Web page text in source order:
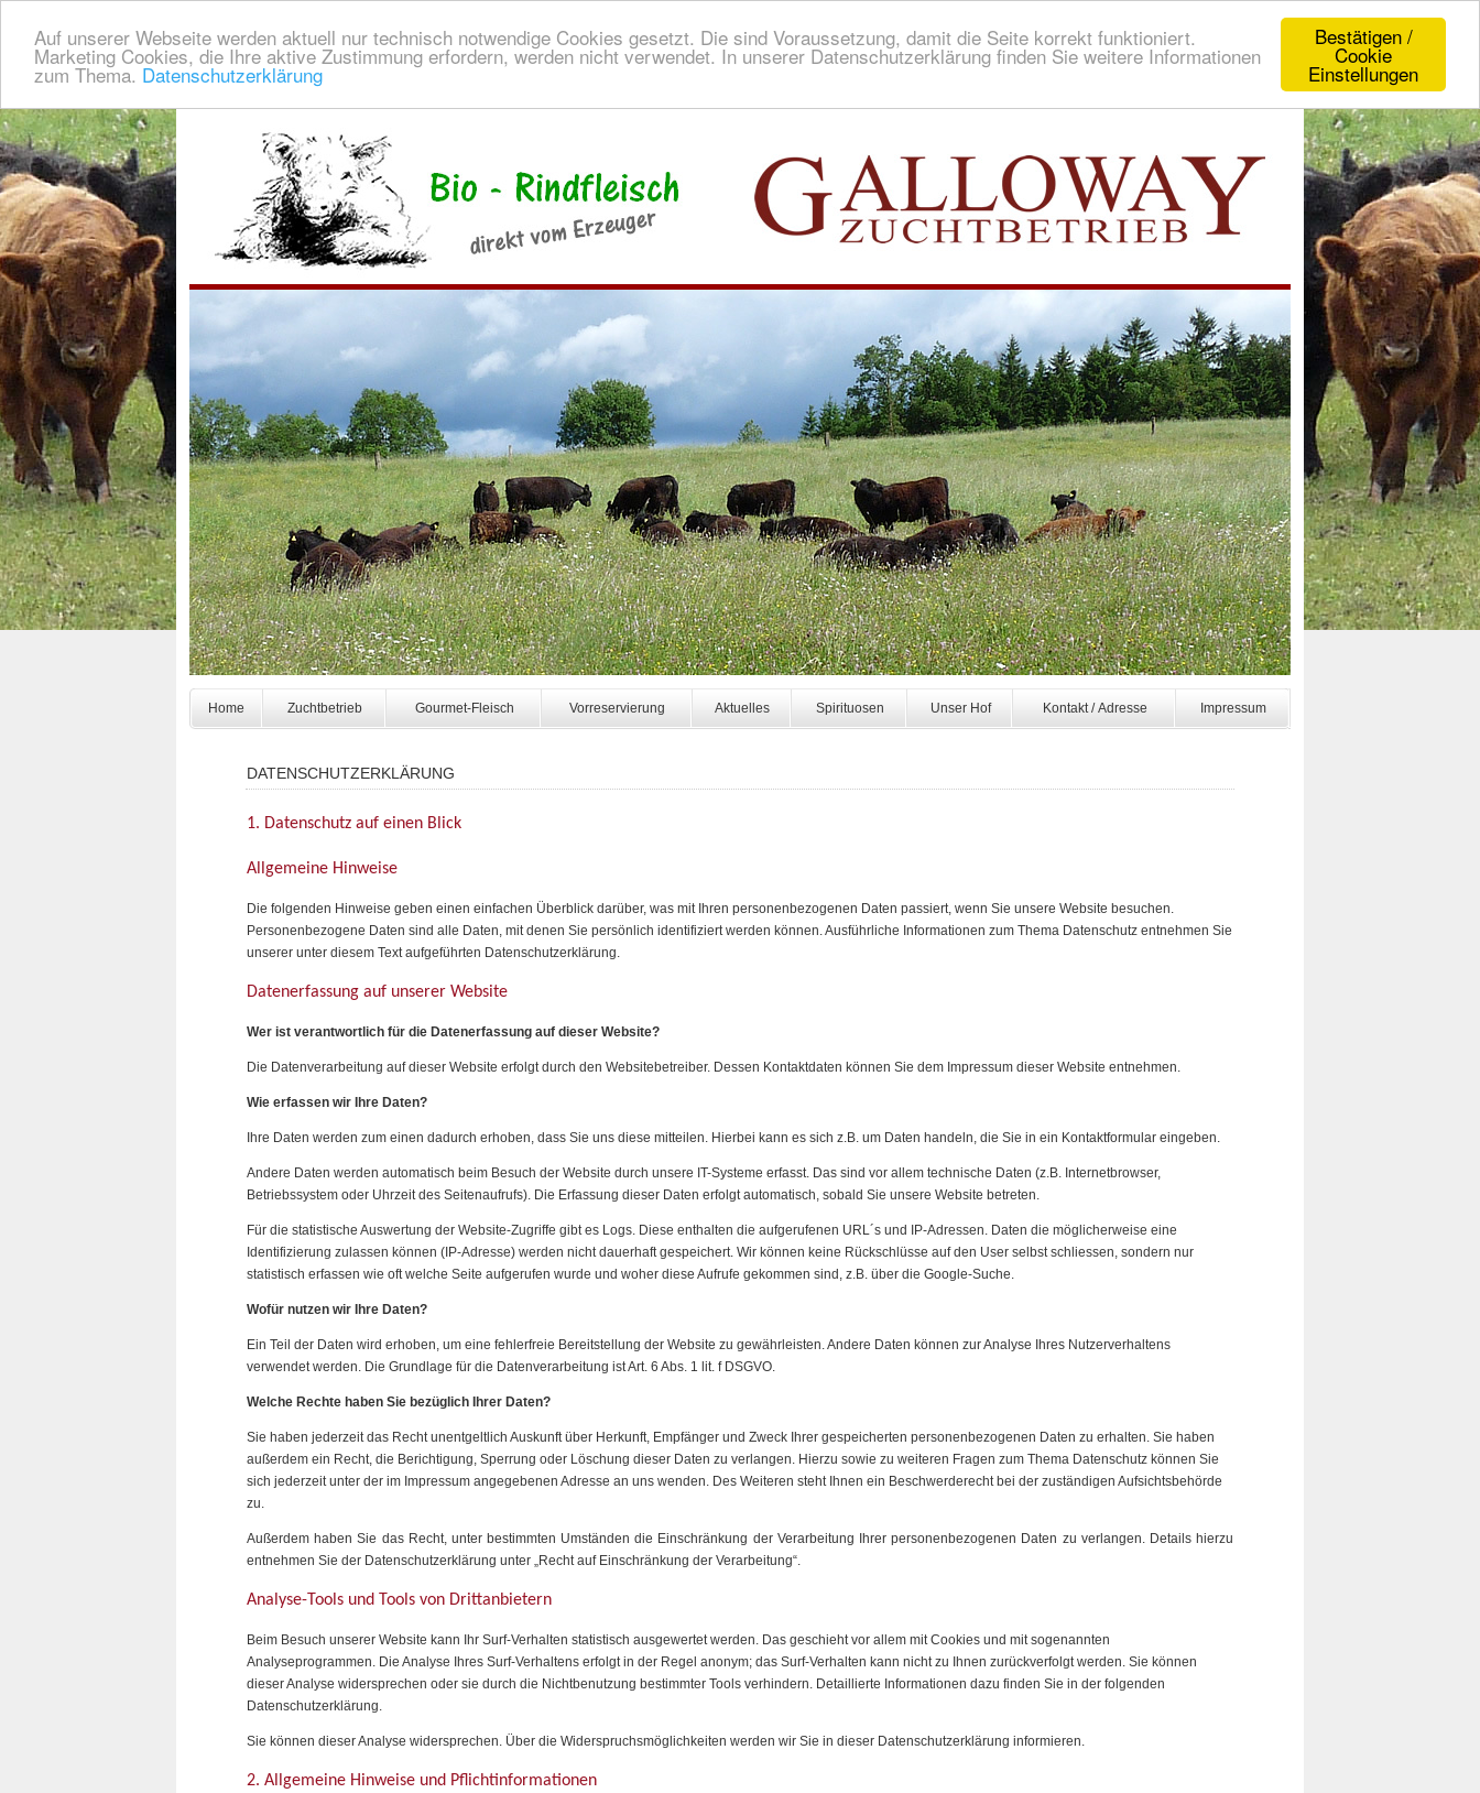
Bestätigen /
Cookie
Einstellungen
Auf unserer Webseite werden aktuell nur technisch notwendige Cookies gesetzt. Die sind Voraussetzung, damit die Seite korrekt funktioniert.
Marketing Cookies, die Ihre aktive Zustimmung erfordern, werden nicht verwendet. In unserer Datenschutzerklärung finden Sie weitere Informationen
zum Thema. Datenschutzerklärung
Home Zuchtbetrieb Gourmet-Fleisch Vorreservierung Aktuelles Spirituosen Unser Hof Kontakt / Adresse Impressum
DATENSCHUTZERKLÄRUNG
1. Datenschutz auf einen Blick
Allgemeine Hinweise
Die folgenden Hinweise geben einen einfachen Überblick darüber, was mit Ihren personenbezogenen Daten passiert, wenn Sie unsere Website besuchen.
Personenbezogene Daten sind alle Daten, mit denen Sie persönlich identifiziert werden können. Ausführliche Informationen zum Thema Datenschutz entnehmen Sie
unserer unter diesem Text aufgeführten Datenschutzerklärung.
Datenerfassung auf unserer Website
Wer ist verantwortlich für die Datenerfassung auf dieser Website?
Die Datenverarbeitung auf dieser Website erfolgt durch den Websitebetreiber. Dessen Kontaktdaten können Sie dem Impressum dieser Website entnehmen.
Wie erfassen wir Ihre Daten?
Ihre Daten werden zum einen dadurch erhoben, dass Sie uns diese mitteilen. Hierbei kann es sich z.B. um Daten handeln, die Sie in ein Kontaktformular eingeben.
Andere Daten werden automatisch beim Besuch der Website durch unsere IT-Systeme erfasst. Das sind vor allem technische Daten (z.B. Internetbrowser,
Betriebssystem oder Uhrzeit des Seitenaufrufs). Die Erfassung dieser Daten erfolgt automatisch, sobald Sie unsere Website betreten.
Für die statistische Auswertung der Website-Zugriffe gibt es Logs. Diese enthalten die aufgerufenen URL´s und IP-Adressen. Daten die möglicherweise eine
Identifizierung zulassen können (IP-Adresse) werden nicht dauerhaft gespeichert. Wir können keine Rückschlüsse auf den User selbst schliessen, sondern nur
statistisch erfassen wie oft welche Seite aufgerufen wurde und woher diese Aufrufe gekommen sind, z.B. über die Google-Suche.
Wofür nutzen wir Ihre Daten?
Ein Teil der Daten wird erhoben, um eine fehlerfreie Bereitstellung der Website zu gewährleisten. Andere Daten können zur Analyse Ihres Nutzerverhaltens
verwendet werden. Die Grundlage für die Datenverarbeitung ist Art. 6 Abs. 1 lit. f DSGVO.
Welche Rechte haben Sie bezüglich Ihrer Daten?
Sie haben jederzeit das Recht unentgeltlich Auskunft über Herkunft, Empfänger und Zweck Ihrer gespeicherten personenbezogenen Daten zu erhalten. Sie haben
außerdem ein Recht, die Berichtigung, Sperrung oder Löschung dieser Daten zu verlangen. Hierzu sowie zu weiteren Fragen zum Thema Datenschutz können Sie
sich jederzeit unter der im Impressum angegebenen Adresse an uns wenden. Des Weiteren steht Ihnen ein Beschwerderecht bei der zuständigen Aufsichtsbehörde
zu.
Außerdem haben Sie das Recht, unter bestimmten Umständen die Einschränkung der Verarbeitung Ihrer personenbezogenen Daten zu verlangen. Details hierzu
entnehmen Sie der Datenschutzerklärung unter „Recht auf Einschränkung der Verarbeitung“.
Analyse-Tools und Tools von Drittanbietern
Beim Besuch unserer Website kann Ihr Surf-Verhalten statistisch ausgewertet werden. Das geschieht vor allem mit Cookies und mit sogenannten
Analyseprogrammen. Die Analyse Ihres Surf-Verhaltens erfolgt in der Regel anonym; das Surf-Verhalten kann nicht zu Ihnen zurückverfolgt werden. Sie können
dieser Analyse widersprechen oder sie durch die Nichtbenutzung bestimmter Tools verhindern. Detaillierte Informationen dazu finden Sie in der folgenden
Datenschutzerklärung.
Sie können dieser Analyse widersprechen. Über die Widerspruchsmöglichkeiten werden wir Sie in dieser Datenschutzerklärung informieren.
2. Allgemeine Hinweise und Pflichtinformationen